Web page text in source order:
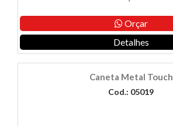
Orçar
Detalhes
Caneta Metal Touch
Cod.: 05019